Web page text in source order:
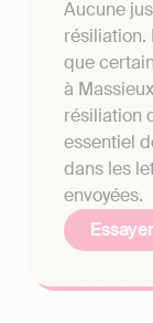
Aucune
résiliation.
que
à
résiliation
essentiel
dans les
envoyées.